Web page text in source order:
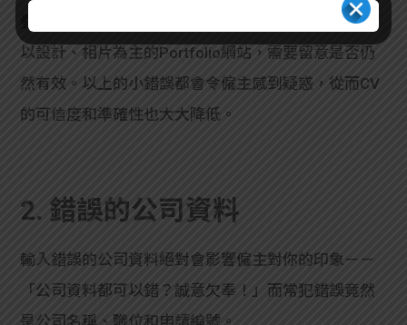
疊、不準確或者提供失效的Portfolio網址，例如部份
以設計、相片為主的Portfolio網站，需要留意是否仍
然有效。以上的小錯誤都會令僱主感到疑惑，從而CV
的可信度和準確性也大大降低。
2. 錯誤的公司資料
輸入錯誤的公司資料絕對會影響僱主對你的印象－－
「公司資料都可以錯？誠意欠奉！」而常犯錯誤竟然